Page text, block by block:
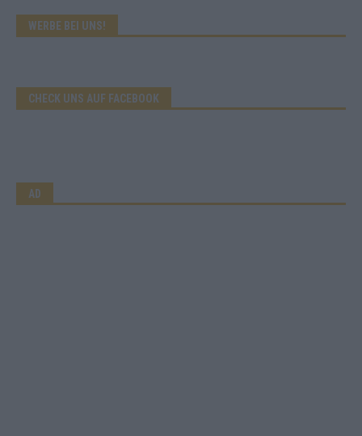
WERBE BEI UNS!
CHECK UNS AUF FACEBOOK
AD